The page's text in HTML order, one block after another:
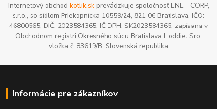
Internetový obchod kotlik.skprevádzkuje spoločnosť ENET CORP,
s.r.o., so sídlom Priekopnícka 10559/24, 821 06 Bratislava, IČO:
46800565, DIČ: 2023584365, IČ DPH: SK2023584365, zapísaná v
Obchodnom registri Okresného súdu Bratislava I, oddiel Sro,
vložka č. 83619/B, Slovenská republika
Informácie pre zákazníkov